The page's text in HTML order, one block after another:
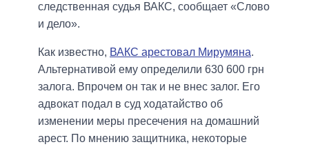
следственная судья ВАКС, сообщает «Слово
и дело».
Как известно, ВАКС арестовал Мирумяна.
Альтернативой ему определили 630 600 грн
залога. Впрочем он так и не внес залог. Его
адвокат подал в суд ходатайство об
изменении меры пресечения на домашний
арест. По мнению защитника, некоторые